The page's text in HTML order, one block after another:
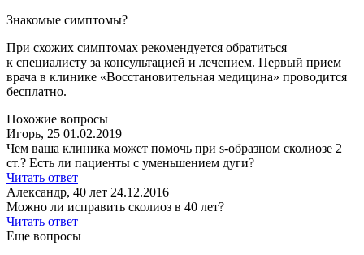
Знакомые симптомы?
При схожих симптомах рекомендуется обратиться
к специалисту за консультацией и лечением. Первый прием
врача в клинике «Восстановительная медицина» проводится
бесплатно.
Похожие вопросы
Игорь, 25 01.02.2019
Чем ваша клиника может помочь при s-образном сколиозе 2
ст.? Есть ли пациенты с уменьшением дуги?
Читать ответ
Александр, 40 лет 24.12.2016
Можно ли исправить сколиоз в 40 лет?
Читать ответ
Еще вопросы